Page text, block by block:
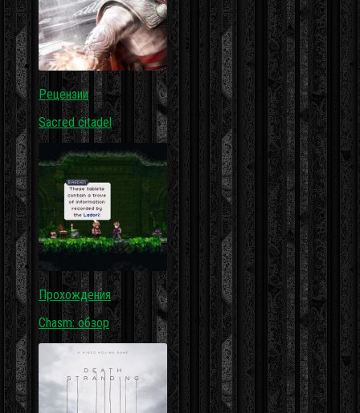
Рецензии
Sacred citadel
Прохождения
Chasm: обзор